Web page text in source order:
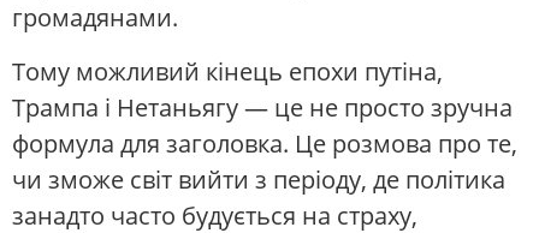
громадянами.
Тому можливий кінець епохи путіна,
Трампа і Нетаньягу — це не просто зручна
формула для заголовка. Це розмова про те,
чи зможе світ вийти з періоду, де політика
занадто часто будується на страху,